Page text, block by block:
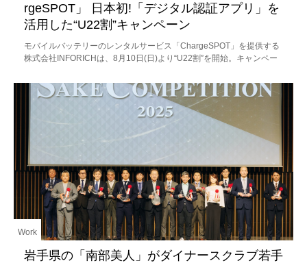
rgeSPOT」 日本初!「デジタル認証アプリ」を
活用した“U22割”キャンペーン
モバイルバッテリーのレンタルサービス「ChargeSPOT」を提供する
株式会社INFORICHは、8月10日(日)より“U22割”を開始。キャンペー
岩手県の「南部美人」がダイナースクラブ若手
Work